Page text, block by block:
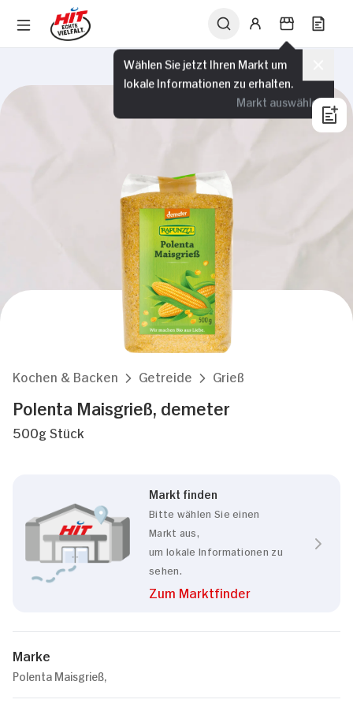
Wählen Sie jetzt Ihren Markt um
lokale Informationen zu erhalten.
Markt auswählen
Kochen & Backen Getreide Grieß
Polenta Maisgrieß, demeter
500g Stück
Markt finden
Bitte wählen Sie einen
Markt aus,
um lokale Informationen zu
sehen.
Zum Marktfinder
Marke
Polenta Maisgrieß,